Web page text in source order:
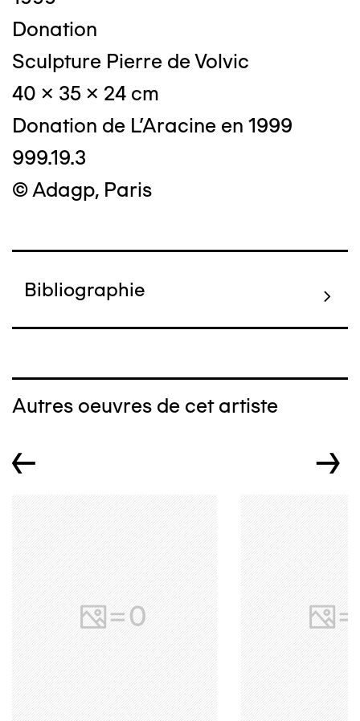
Donation
Sculpture Pierre de Volvic
40 x 35 x 24 cm
Donation de L'Aracine en 1999
999.19.3
© Adagp, Paris
Bibliographie
Autres oeuvres de cet artiste
← →